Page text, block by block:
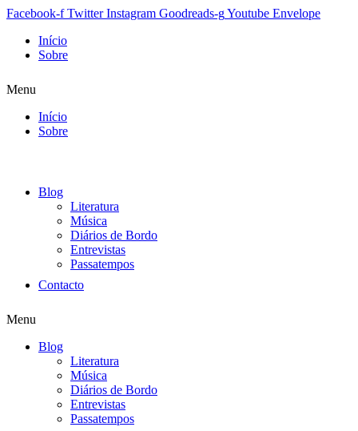
Facebook-f Twitter Instagram Goodreads-gYoutube Envelope
Início
Sobre
Menu
Início
Sobre
Blog
Literatura
Música
Diários de Bordo
Entrevistas
Passatempos
Contacto
Menu
Blog
Literatura
Música
Diários de Bordo
Entrevistas
Passatempos